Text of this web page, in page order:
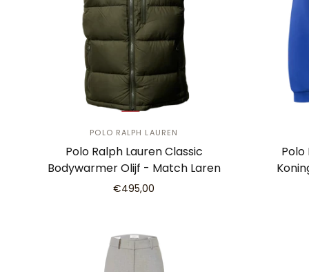
POLO RALPH LAUREN
Polo Ralph Lauren Classic
Bodywarmer Olijf - Match Laren
€495,00
Polo